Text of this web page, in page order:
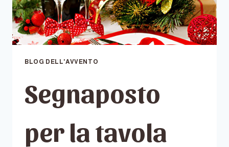
BLOG DELL'AVVENTO
Segnaposto
per la tavola